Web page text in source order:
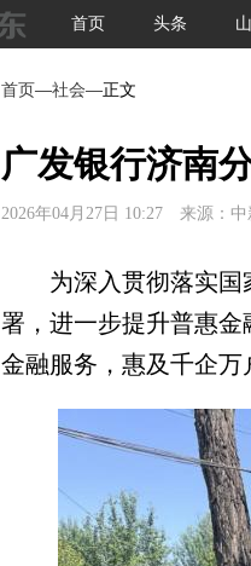
首页 头条
首页—社会—正文
广发银行济南
2026年04月27日 10:27 来源：中
为深入贯彻落实国家
署，进一步提升普惠
金融服务，惠及千企万